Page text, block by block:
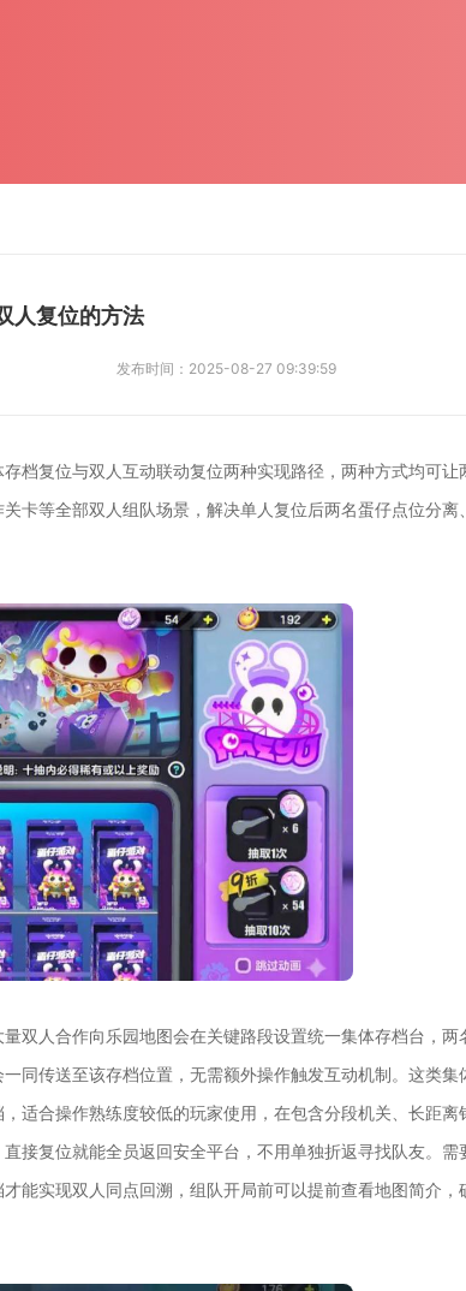
人复位的方法
发布时间： 2025-08-27 09:39:59
档复位与双人互动联动复位两种实现路径，两种方式均可让
卡等全部双人组队场景，解决单人复位后两名蛋仔点位分离、
双人合作向乐园地图会在关键路段设置统一集体存档台，两
同传送至该存档位置，无需额外操作触发互动机制。这类集
适合操作熟练度较低的玩家使用，在包含分段机关、长距离
接复位就能全员返回安全平台，不用单独折返寻找队友。需
能实现双人同点回溯，组队开局前可以提前查看地图简介，